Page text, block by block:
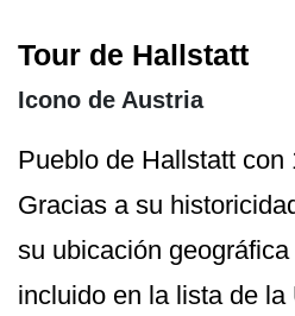
Tour de Hallstatt
Icono de Austria
Pueblo de Hallstatt con
Gracias a su
su ubicación
incluido en la lista de